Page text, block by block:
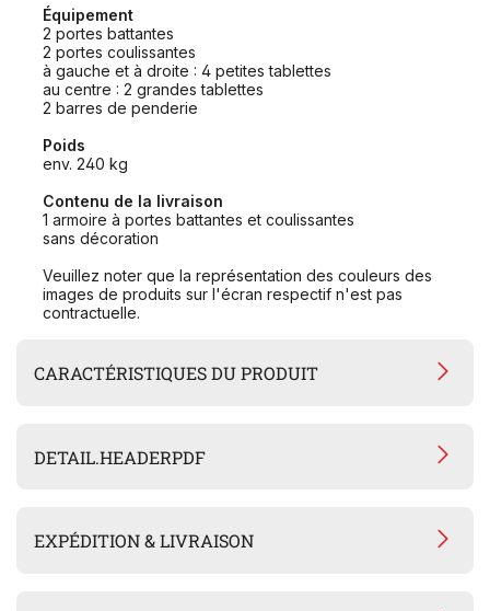
Équipement
2 portes battantes
2 portes coulissantes
à gauche et à droite : 4 petites tablettes
au centre : 2 grandes tablettes
2 barres de penderie
Poids
env. 240 kg
Contenu de la livraison
1 armoire à portes battantes et coulissantes
sans décoration
Veuillez noter que la représentation des couleurs des
images de produits sur l'écran respectif n'est pas
contractuelle.
CARACTÉRISTIQUES DU PRODUIT
DETAIL.HEADERPDF
EXPÉDITION & LIVRAISON